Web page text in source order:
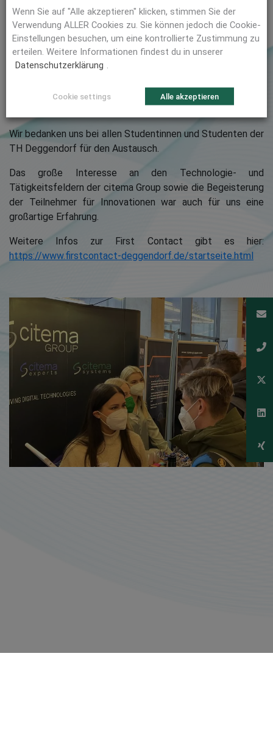
Jahren sukzessiv attraktive Informatik- und Engineering
Studienfelder aufgebaut und bietet ihren Studenten die
Möglichkeit, Studiengänge mit einem Abschluss in IoT, KI,
Cyber Security, Data-Center Management oder auch in der
angewandten Informatik zu belegen. Den Anspruch, in allen
wir auf der First Contact spüren! Kaum eine andere
Hochschulmesse hat bisher so viel Potenzial gebündelt.
Wir bedanken uns bei allen Studentinnen und Studenten der
TH Deggendorf für den Austausch.
Das große Interesse an den Technologie- und
Tätigkeitsfeldern der citema Group sowie die Begeisterung
der Teilnehmer für Innovationen war auch für uns eine
großartige Erfahrung.
Weitere Infos zur First Contact gibt es hier:
https://www.firstcontact-deggendorf.de/startseite.html
Wenn Sie auf "Alle akzeptieren" klicken, stimmen Sie der
Verwendung ALLER Cookies zu. Sie können jedoch die Cookie-
Einstellungen besuchen, um eine kontrollierte Zustimmung zu
erteilen. Weitere Informationen findest du in unserer
Datenschutzerklärung
Cookie settings Alle akzeptieren